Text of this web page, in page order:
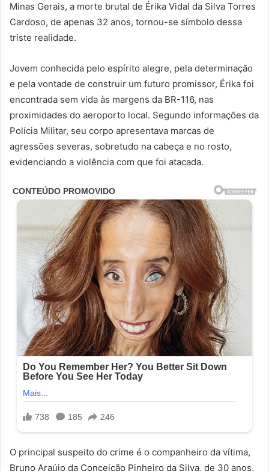
Minas Gerais, a morte brutal de Érika Vidal da Silva Torres
Cardoso, de apenas 32 anos, tornou-se símbolo dessa
triste realidade.
Jovem conhecida pelo espírito alegre, pela determinação
e pela vontade de construir um futuro promissor, Érika foi
encontrada sem vida às margens da BR-116, nas
proximidades do aeroporto local. Segundo informações da
Polícia Militar, seu corpo apresentava marcas de
agressões severas, sobretudo na cabeça e no rosto,
evidenciando a violência com que foi atacada.
O principal suspeito do crime é o companheiro da vítima,
Bruno Araújo da Conceição Pinheiro da Silva, de 30 anos,